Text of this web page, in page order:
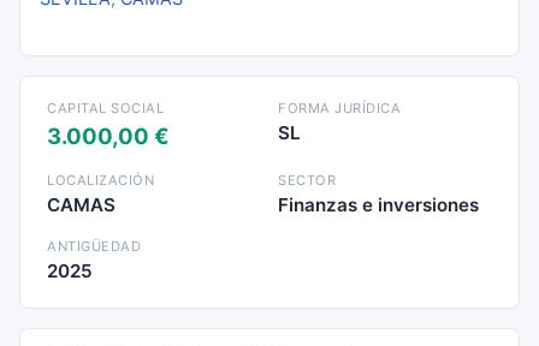
CAPITAL SOCIAL
3.000,00 €
FORMA JURÍDICA
SL
LOCALIZACIÓN
CAMAS
SECTOR
Finanzas e inversiones
ANTIGÜEDAD
2025